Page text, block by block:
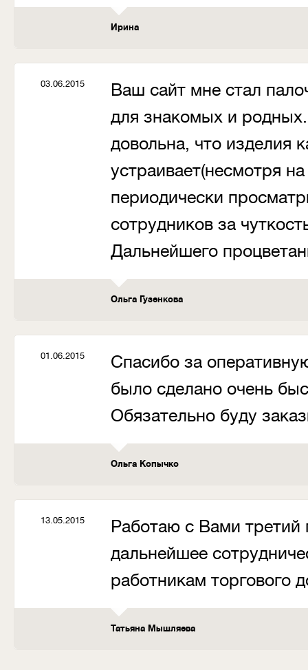
Ирина
03.06.2015
Ваш сайт мне стал
для знакомых и
довольна, что изделия
устраивает(несмотря
периодически
сотрудников за
Дальнейшего
Ольга Гузенкова
01.06.2015
Спасибо за
было сделано очень
Обязательно буду
Ольга Копычко
13.05.2015
Работаю с Вами третий
дальнейшее
работникам торгового
Татьяна Мышляева